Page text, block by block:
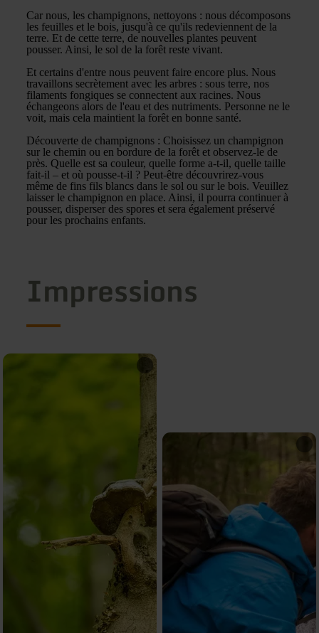
Car nous, les champignons, nettoyons : nous décomposons
les feuilles et le bois, jusqu'à ce qu'ils redeviennent de la
terre. Et de cette terre, de nouvelles plantes peuvent
pousser. Ainsi, le sol de la forêt reste vivant.
Et certains d'entre nous peuvent faire encore plus. Nous
travaillons secrètement avec les arbres : sous terre, nos
filaments fongiques se connectent aux racines. Nous
échangeons alors de l'eau et des nutriments. Personne ne le
voit, mais cela maintient la forêt en bonne santé.
Découverte de champignons : Choisissez un champignon
sur le chemin ou en bordure de la forêt et observez-le de
près. Quelle est sa couleur, quelle forme a-t-il, quelle taille
fait-il – et où pousse-t-il ? Peut-être découvrirez-vous
même de fins fils blancs dans le sol ou sur le bois. Veuillez
laisser le champignon en place. Ainsi, il pourra continuer à
pousser, disperser des spores et sera également préservé
pour les prochains enfants.
Impressions